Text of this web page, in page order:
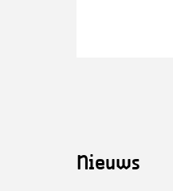
Nieuws